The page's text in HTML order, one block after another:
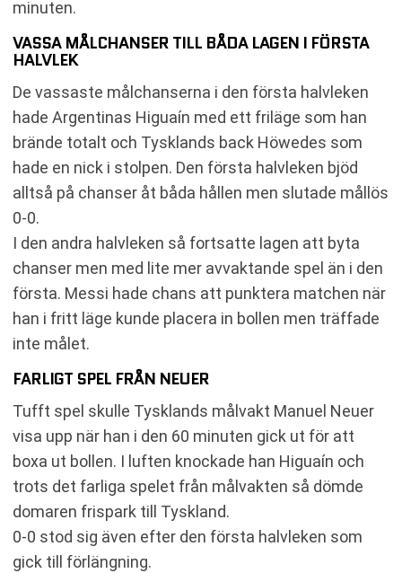
minuten.
VASSA MÅLCHANSER TILL BÅDA LAGEN I FÖRSTA
HALVLEK
De vassaste målchanserna i den första halvleken
hade Argentinas Higuaín med ett friläge som han
brände totalt och Tysklands back Höwedes som
hade en nick i stolpen. Den första halvleken bjöd
alltså på chanser åt båda hållen men slutade mållös
0-0.
I den andra halvleken så fortsatte lagen att byta
chanser men med lite mer avvaktande spel än i den
första. Messi hade chans att punktera matchen när
han i fritt läge kunde placera in bollen men träffade
inte målet.
FARLIGT SPEL FRÅN NEUER
Tufft spel skulle Tysklands målvakt Manuel Neuer
visa upp när han i den 60 minuten gick ut för att
boxa ut bollen. I luften knockade han Higuaín och
trots det farliga spelet från målvakten så dömde
domaren frispark till Tyskland.
0-0 stod sig även efter den första halvleken som
gick till förlängning.